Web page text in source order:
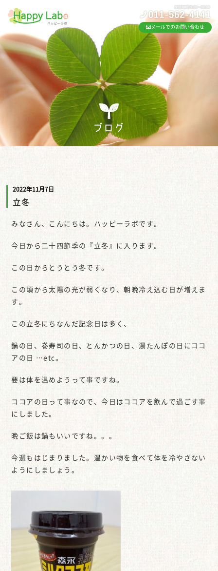
メールでのお問い合わせ
ブログ
2022年11月7日
立冬
みなさん、こんにちは。ハッピーラボです。
今日から二十四節季の『立冬』に入ります。
この日からとうとう冬です。
この頃から太陽の光が弱くなり、朝晩冷え込む日が増えま
す。
この立冬にちなんだ記念日は多く、
鍋の日、巻寿司の日、とんかつの日、湯たんぽの日にココ
アの日 …etc。
要は体を温めようって事ですね。
ココアの日って事なので、今日はココアを飲んで過ごす事
にしました。
晩ご飯は鍋もいいですね。。。
今週もはじまりました。温かい物を食べて体を冷やさない
ようにしましょう。